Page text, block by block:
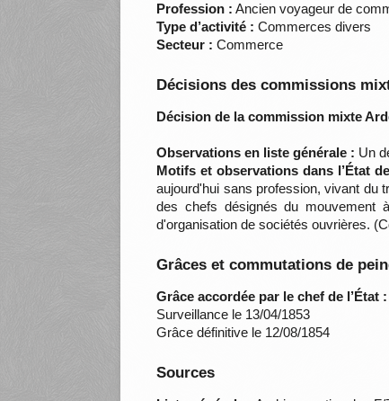
Profession : Ancien voyageur de
Type d’activité : Commerces divers
Secteur : Commerce
Décisions des commissions
Décision de la commission mixte
Observations en liste générale : Un
Motifs et observations dans l’État
aujourd'hui sans profession, vivant du
des chefs désignés du mouvement
d'organisation de sociétés ouvrières.
Grâces et commutations de
Grâce accordée par le chef de l’État :
Surveillance le 13/04/1853
Grâce définitive le 12/08/1854
Sources